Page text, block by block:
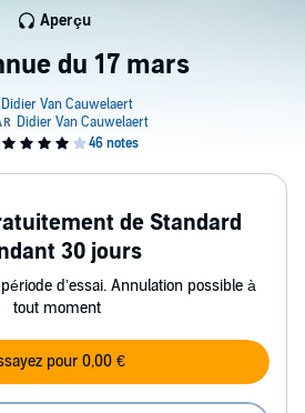
du 17 mars
Aperçu
de Standard
30 jours
d’essai. Annulation possible à
tout moment
pour 0,00 €